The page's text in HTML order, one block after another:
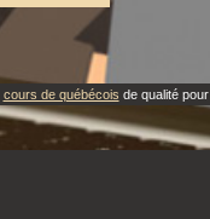
cours de québécois de qualité pour